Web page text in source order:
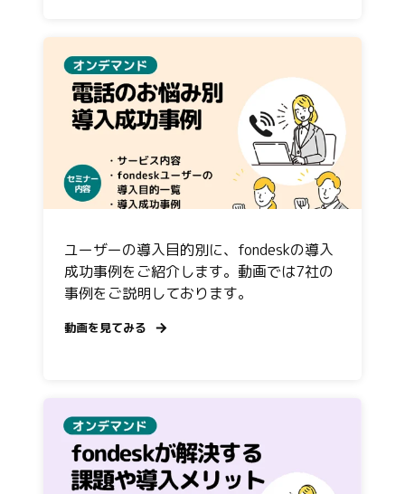
ユーザーの導入目的別に、fondeskの導入
成功事例をご紹介します。動画では7社の
事例をご説明しております。
動画を見てみる